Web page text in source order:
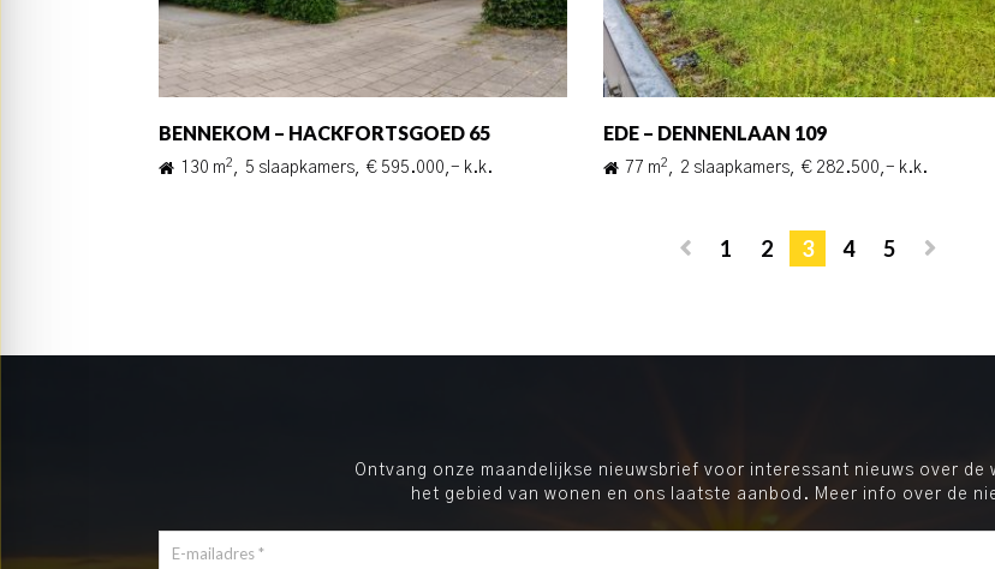
BENNEKOM – HACKFORTSGOED 65
130 m2 , 5 slaapkamers, € 595.000,- k.k.
EDE – DENNENLAAN 109
77 m2 , 2 slaapkamers, € 282.500,- k.k.
1 2 3 4 5
Ontvang onze maandelijkse nieuwsbrief voor interessant nieuws over de
het gebied van wonen en ons laatste aanbod. Meer info over de